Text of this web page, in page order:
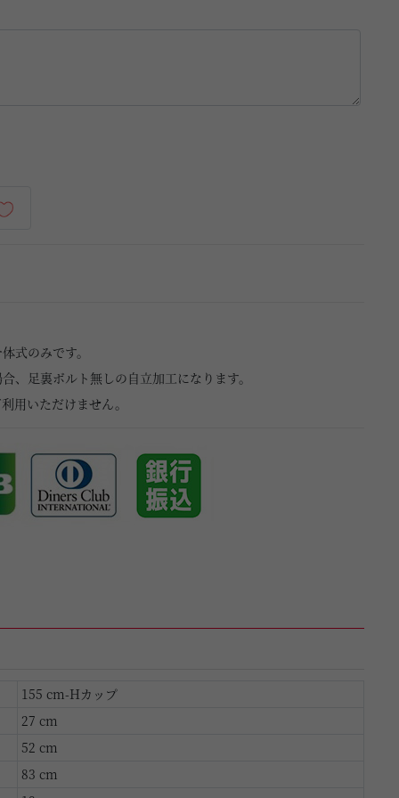
式のみです。
足裏ボルト無しの自立加工になります。
用いただけません。
155 cm-Hカップ
27 cm
52 cm
83 cm